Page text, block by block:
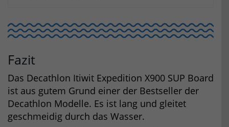
Fazit
Das Decathlon Itiwit Expedition X900 SUP Board
ist aus gutem Grund einer der Bestseller der
Decathlon Modelle. Es ist lang und gleitet
geschmeidig durch das Wasser.